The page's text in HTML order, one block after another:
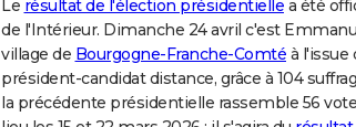
Le résultat de l'élection présidentielle a été
de l'Intérieur. Dimanche 24 avril c'est
village de Bourgogne-Franche-Comté à l'issue
président-candidat distance, grâce à 104
la précédente présidentielle rassemble 56